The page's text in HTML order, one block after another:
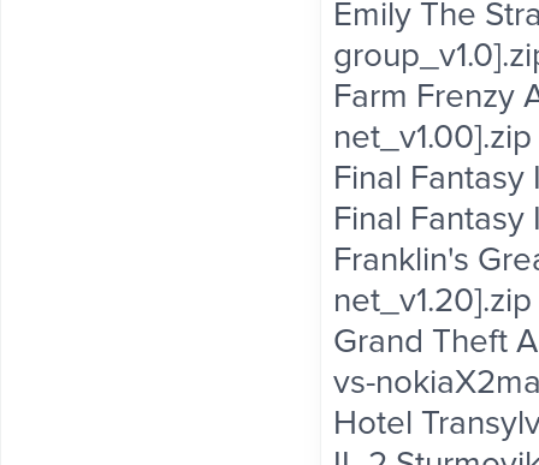
Emily The
Farm Frenzy
net_v1.00].zip
Final Fantasy
Final Fantasy
Franklin's
net_v1.20].zip
Grand Theft
vs-
Hotel